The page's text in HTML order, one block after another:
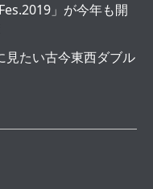
」が今年も開
見たい古今東西ダブル